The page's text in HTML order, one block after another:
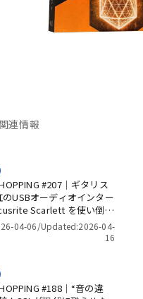
連情報
#207｜ギタリス
のUSBオーディオインター
Scarlett を使い倒
by パワーレック】
04-06/Updated:2026-04-
16
#188｜“音の違